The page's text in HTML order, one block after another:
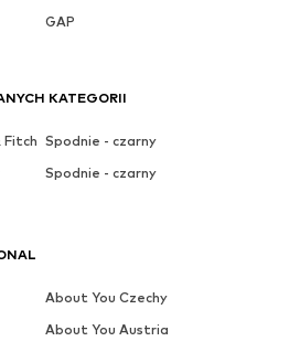
GAP
KATEGORII
Fitch Spodnie - czarny
Spodnie - czarny
About You Czechy
About You Austria